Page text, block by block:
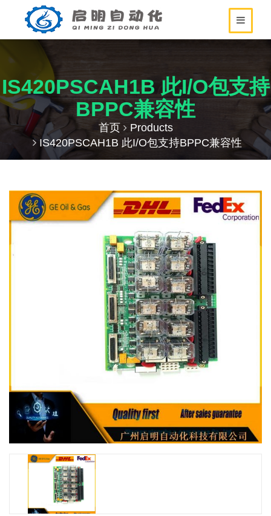
IS420PSCAH1B 此I/O包支持
BPPC兼容性
首页
Products
IS420PSCAH1B 此I/O包支持BPPC兼容性